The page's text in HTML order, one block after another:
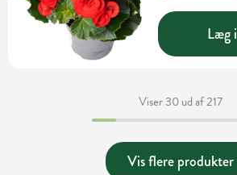
Læg
Viser 30 ud af 217
Vis flere produkter